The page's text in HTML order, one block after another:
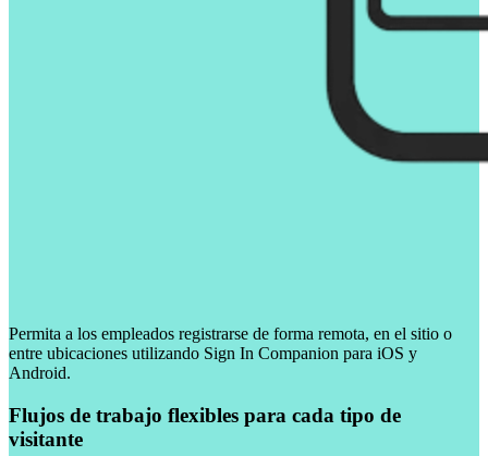
Permita a los empleados registrarse de forma remota, en el sitio o
entre ubicaciones utilizando Sign In Companion para iOS y
Android.
Flujos de trabajo flexibles para cada tipo de
visitante